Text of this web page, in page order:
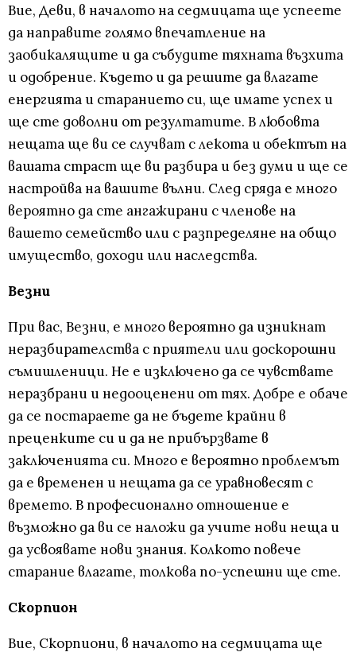
Вие, Деви, в началото на седмицата ще успеете
да направите голямо впечатление на
заобикалящите и да събудите тяхната възхита
и одобрение. Където и да решите да влагате
енергията и старанието си, ще имате успех и
ще сте доволни от резултатите. В любовта
нещата ще ви се случват с лекота и обектът на
вашата страст ще ви разбира и без думи и ще се
настройва на вашите вълни. След сряда е много
вероятно да сте ангажирани с членове на
вашето семейство или с разпределяне на общо
имущество, доходи или наследства.
Везни
При вас, Везни, е много вероятно да изникнат
неразбирателства с приятели или доскорошни
съмишленици. Не е изключено да се чувствате
неразбрани и недооценени от тях. Добре е обаче
да се постараете да не бъдете крайни в
преценките си и да не прибързвате в
заключенията си. Много е вероятно проблемът
да е временен и нещата да се уравновесят с
времето. В професионално отношение е
възможно да ви се наложи да учите нови неща и
да усвоявате нови знания. Колкото повече
старание влагате, толкова по-успешни ще сте.
Скорпион
Вие, Скорпиони, в началото на седмицата ще